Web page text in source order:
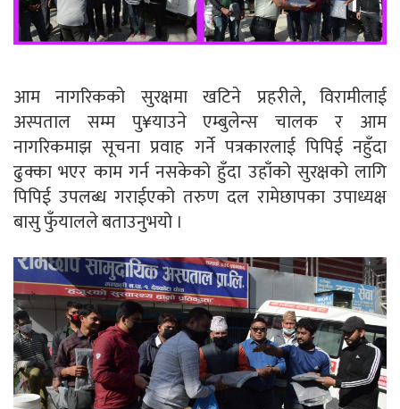
आम नागरिकको सुरक्षमा खटिने प्रहरीले, विरामीलाई
अस्पताल सम्म पु¥याउने एम्बुलेन्स चालक र आम
नागरिकमाझ सूचना प्रवाह गर्ने पत्रकारलाई पिपिई नहुँदा
ढुक्का भएर काम गर्न नसकेको हुँदा उहाँको सुरक्षको लागि
पिपिई उपलब्ध गराईएको तरुण दल रामेछापका उपाध्यक्ष
बासु फुँयालले बताउनुभयो ।